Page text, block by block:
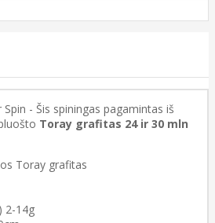
- Šis spiningas pagamintas iš
Toray grafitas 24 ir 30 mln
Toray grafitas
2-14g